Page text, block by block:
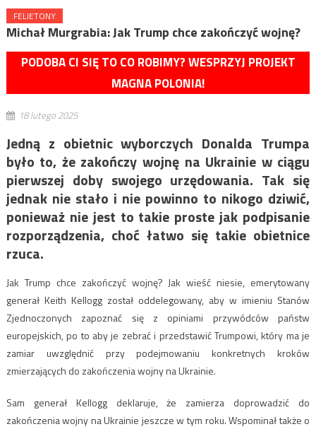
FELIETONY
Michał Murgrabia: Jak Trump chce zakończyć wojnę?
PODOBA CI SIĘ TO CO ROBIMY? WESPRZYJ PROJEKT
MAGNA POLONIA!
18 lutego 2025
Jedną z obietnic wyborczych Donalda Trumpa
było to, że zakończy wojnę na Ukrainie w ciągu
pierwszej doby swojego urzędowania. Tak się
jednak nie stało i nie powinno to nikogo dziwić,
ponieważ nie jest to takie proste jak podpisanie
rozporządzenia, choć łatwo się takie obietnice
rzuca.
Jak Trump chce zakończyć wojnę? Jak wieść niesie, emerytowany
generał Keith Kellogg został oddelegowany, aby w imieniu Stanów
Zjednoczonych zapoznać się z opiniami przywódców państw
europejskich, po to aby je zebrać i przedstawić Trumpowi, który ma je
zamiar uwzględnić przy podejmowaniu konkretnych kroków
zmierzających do zakończenia wojny na Ukrainie.
Sam generał Kellogg deklaruje, że zamierza doprowadzić do
zakończenia wojny na Ukrainie jeszcze w tym roku. Wspominał także o